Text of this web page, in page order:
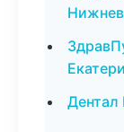
Дентал